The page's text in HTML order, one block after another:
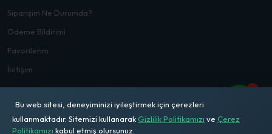
Siparişim Ne Durumda?
Ödeme Bildirimi
Favorilerim
İletişim
1
Bu web sitesi, deneyiminizi iyileştirmek için çerezleri
kullanmaktadır. Sitemizi kullanarak Gizlilik Politikamızı ve Çerez
Politikamızı kabul etmiş olursunuz.